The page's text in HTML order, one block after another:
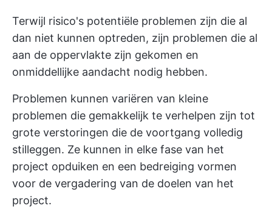
Terwijl risico's potentiële problemen zijn die al
dan niet kunnen optreden, zijn problemen die al
aan de oppervlakte zijn gekomen en
onmiddellijke aandacht nodig hebben.
Problemen kunnen variëren van kleine
problemen die gemakkelijk te verhelpen zijn tot
grote verstoringen die de voortgang volledig
stilleggen. Ze kunnen in elke fase van het
project opduiken en een bedreiging vormen
voor de vergadering van de doelen van het
project.